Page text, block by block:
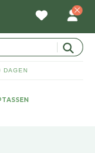
DAGEN